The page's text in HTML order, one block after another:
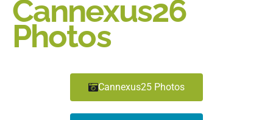
Cannexus26
Photos
Cannexus25 Photos